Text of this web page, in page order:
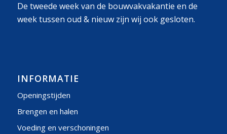
De tweede week van de bouwvakvakantie en de
week tussen oud & nieuw zijn wij ook gesloten.
INFORMATIE
Openingstijden
Brengen en halen
Voeding en verschoningen